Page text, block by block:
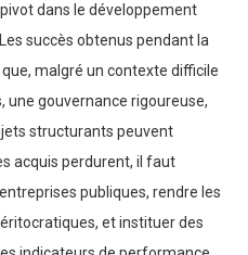
dans le développement
succès obtenus pendant la
malgré un contexte difficile
une gouvernance rigoureuse,
structurants peuvent
acquis perdurent, il faut
publiques, rendre les
et instituer des